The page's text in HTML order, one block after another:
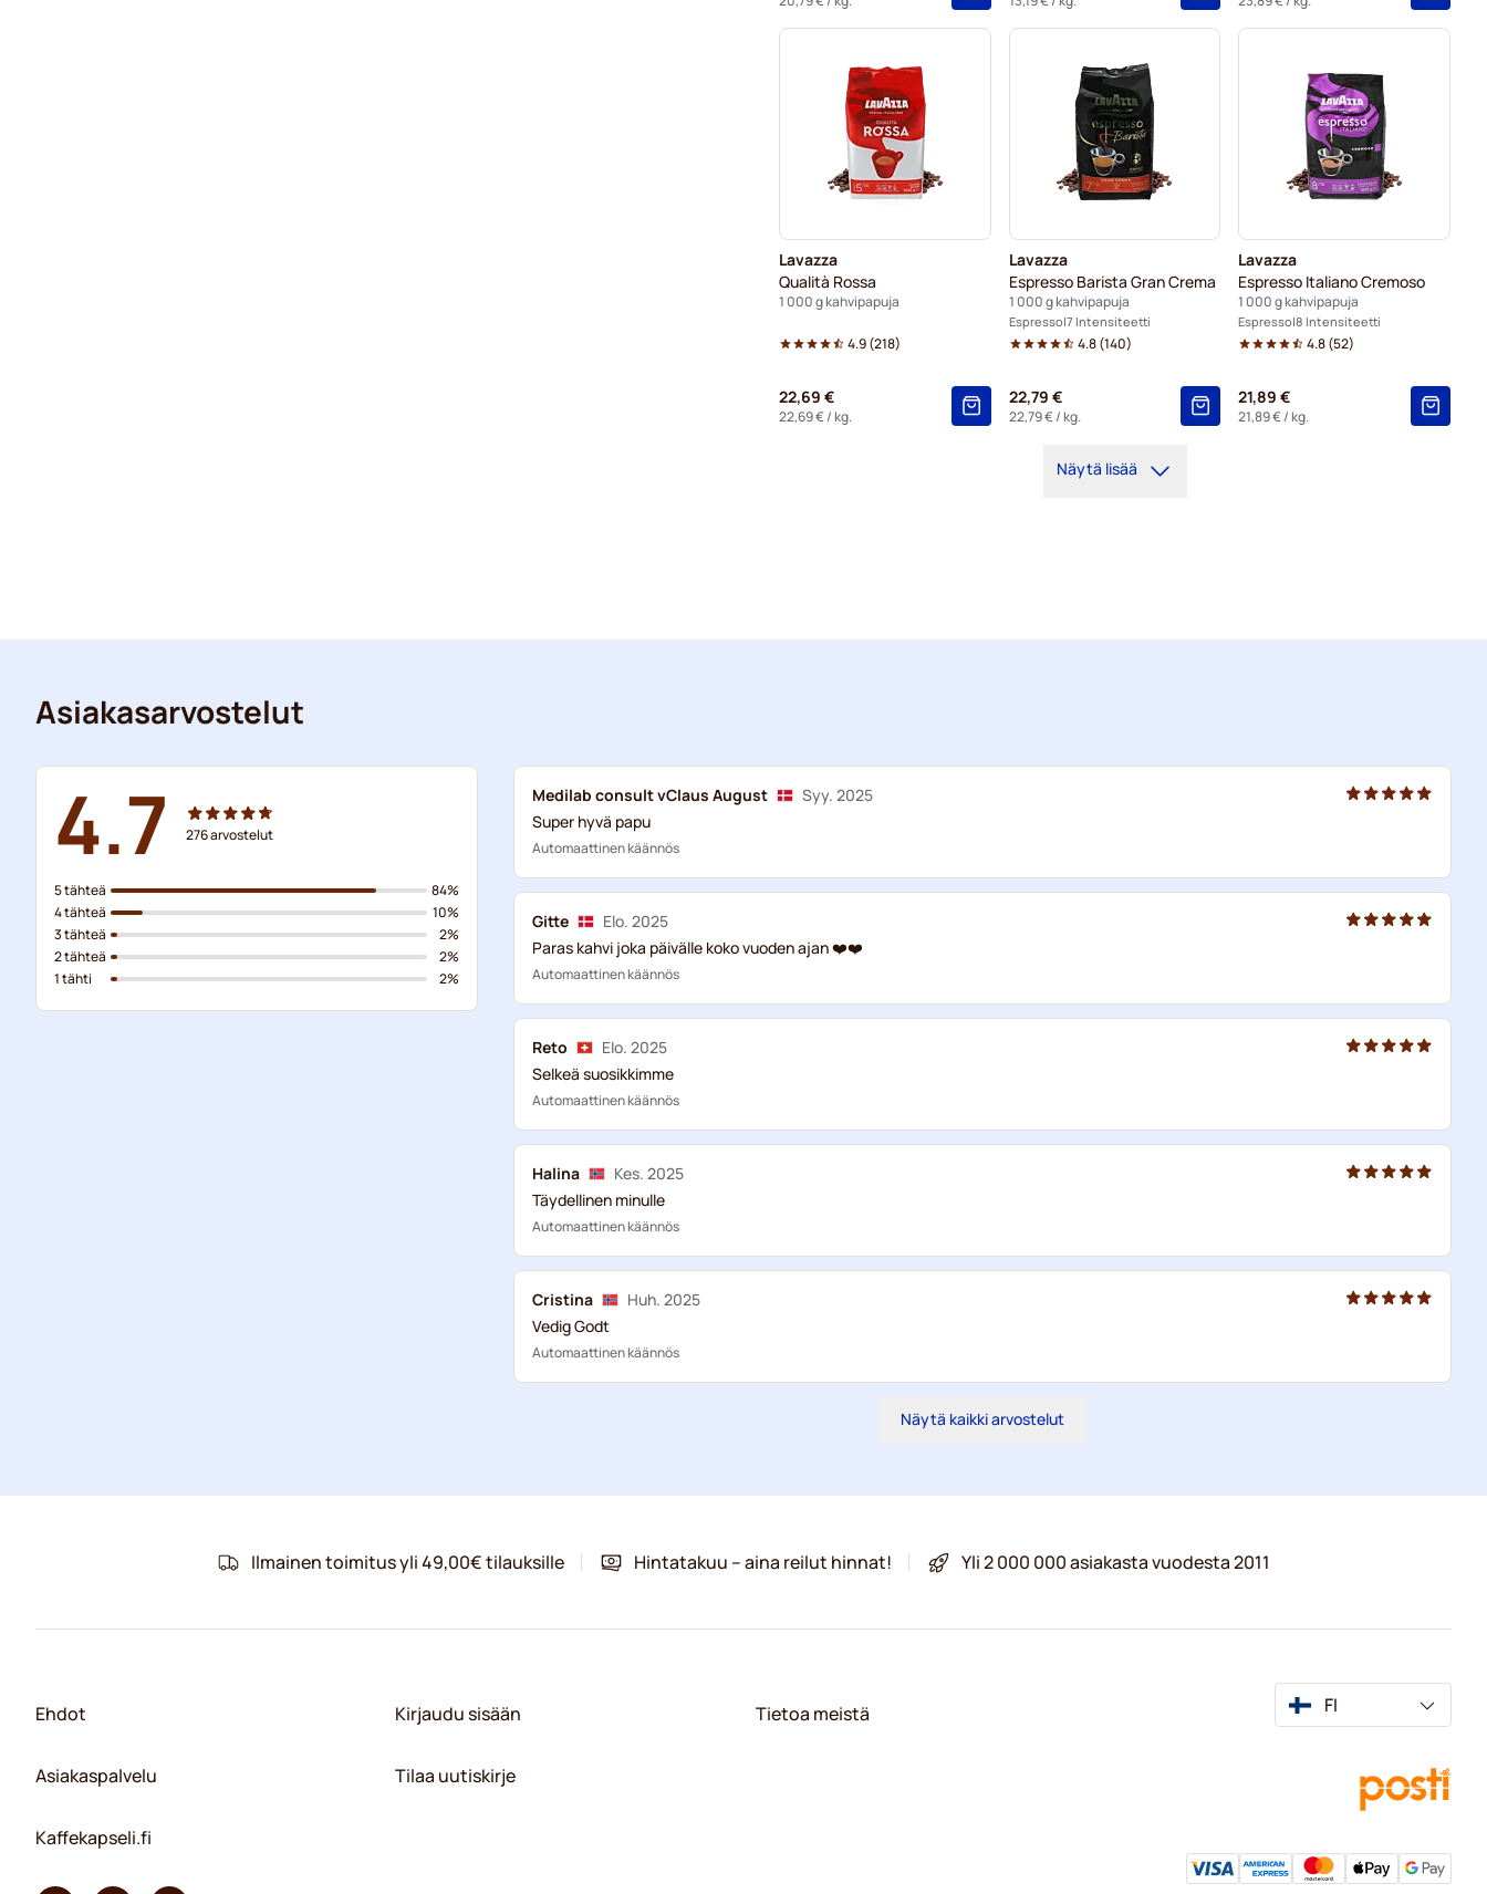
Lavazza
Qualità Rossa
1 000 g kahvipapuja
4.9(218)
22,69 €
22,69 €/ kg.
Lavazza
Espresso Barista Gran Crema
1 000 g kahvipapuja
Espresso 7 Intensiteetti
4.8(140)
22,79 €
22,79 €/ kg.
Lavazza
Espresso Italiano Cremoso
1 000 g kahvipapuja
Espresso 8 Intensiteetti
4.8(52)
21,89 €
21,89 €/ kg.
Näytä lisää
Asiakasarvostelut
4.7 276arvostelut
5 tähteä
4 tähteä
3 tähteä
2 tähteä
1 tähti
84%
10%
2%
2%
2%
Medilab consult vClaus August
Syy. 2025
Super hyvä papu
Automaattinen käännös
Gitte
Elo. 2025
Paras kahvi joka päivälle koko vuoden ajan ❤️❤️
Automaattinen käännös
Reto
Elo. 2025
Selkeä suosikkimme
Automaattinen käännös
Halina
Kes. 2025
Täydellinen minulle
Automaattinen käännös
Cristina
Huh. 2025
Vedig Godt
Automaattinen käännös
Näytä kaikki arvostelut
Ilmainen toimitus yli 49,00€ tilauksille Hintatakuu – aina reilut hinnat! Yli 2 000 000 asiakasta vuodesta 2011
Ehdot
Asiakaspalvelu
Kaffekapseli.fi
Kirjaudu sisään
Tilaa uutiskirje
Tietoa meistä FI